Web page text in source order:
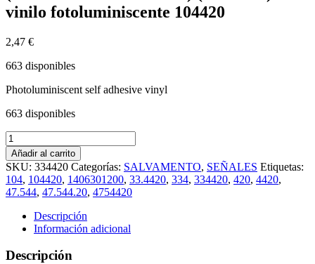
vinilo fotoluminiscente 104420
2,47 €
663 disponibles
Photoluminiscent self adhesive vinyl
663 disponibles
Señal
IMO
FLECHA
RECTA
(MULTIDIRECCIONAL)
(15x15cm)
vinilo
fotoluminiscente
104420
cantidad
Añadir al carrito
SKU: 334420 Categorías: SALVAMENTO, SEÑALES Etiquetas:
104, 104420, 1406301200, 33.4420, 334, 334420, 420, 4420,
47.544, 47.544.20, 4754420
Descripción
Información adicional
Descripción